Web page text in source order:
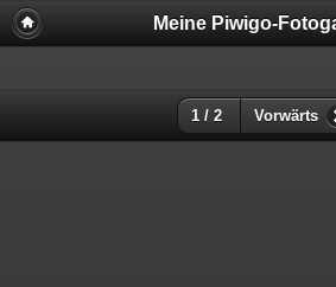
Meine Piwigo-
1 / 2 Vorwärts